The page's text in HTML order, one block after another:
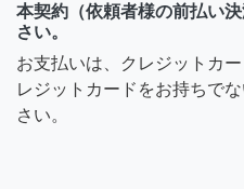
本契約（依頼者様の前払い
さい。
お支払いは、クレジットカ
レジットカードをお持ちで
さい。